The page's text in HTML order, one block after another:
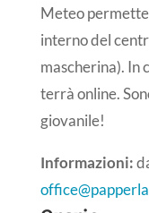
Meteo
interno del
mascherina). In
terrà online.
giovanile!
Informazioni: